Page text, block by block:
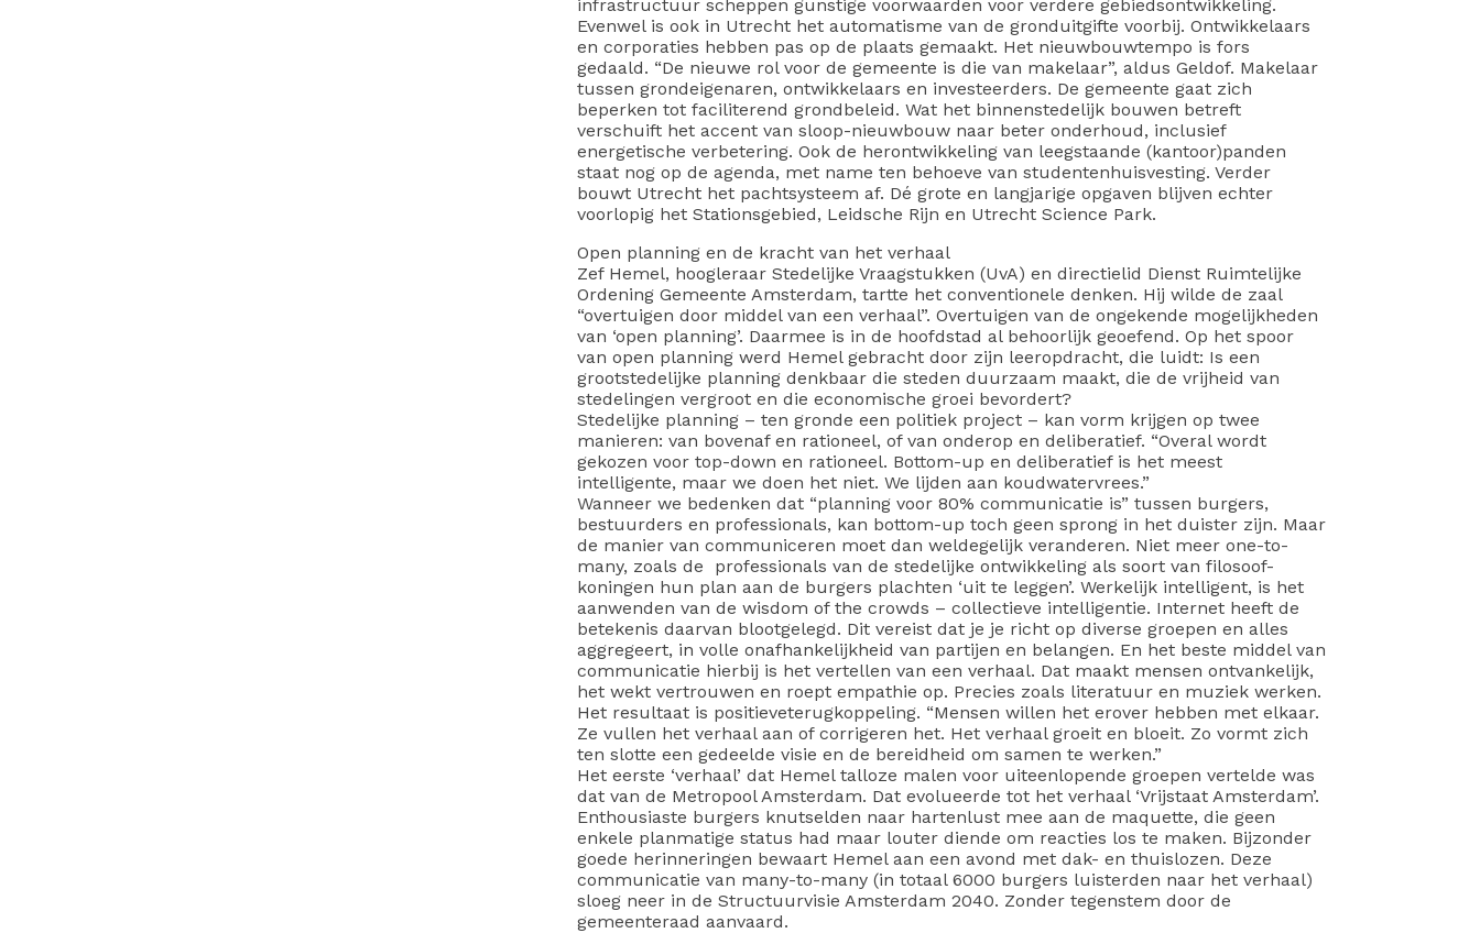
infrastructuur scheppen gunstige voorwaarden voor verdere gebiedsontwikkeling.
Evenwel is ook in Utrecht het automatisme van de gronduitgifte voorbij. Ontwikkelaars
en corporaties hebben pas op de plaats gemaakt. Het nieuwbouwtempo is fors
gedaald. “De nieuwe rol voor de gemeente is die van makelaar”, aldus Geldof. Makelaar
tussen grondeigenaren, ontwikkelaars en investeerders. De gemeente gaat zich
beperken tot faciliterend grondbeleid. Wat het binnenstedelijk bouwen betreft
verschuift het accent van sloop-nieuwbouw naar beter onderhoud, inclusief
energetische verbetering. Ook de herontwikkeling van leegstaande (kantoor)panden
staat nog op de agenda, met name ten behoeve van studentenhuisvesting. Verder
bouwt Utrecht het pachtsysteem af. Dé grote en langjarige opgaven blijven echter
voorlopig het Stationsgebied, Leidsche Rijn en Utrecht Science Park.
Open planning en de kracht van het verhaal
Zef Hemel, hoogleraar Stedelijke Vraagstukken (UvA) en directielid Dienst Ruimtelijke
Ordening Gemeente Amsterdam, tartte het conventionele denken. Hij wilde de zaal
“overtuigen door middel van een verhaal”. Overtuigen van de ongekende mogelijkheden
van ‘open planning’. Daarmee is in de hoofdstad al behoorlijk geoefend. Op het spoor
van open planning werd Hemel gebracht door zijn leeropdracht, die luidt: Is een
grootstedelijke planning denkbaar die steden duurzaam maakt, die de vrijheid van
stedelingen vergroot en die economische groei bevordert?
Stedelijke planning – ten gronde een politiek project – kan vorm krijgen op twee
manieren: van bovenaf en rationeel, of van onderop en deliberatief. “Overal wordt
gekozen voor top-down en rationeel. Bottom-up en deliberatief is het meest
intelligente, maar we doen het niet. We lijden aan koudwatervrees.”
Wanneer we bedenken dat “planning voor 80% communicatie is” tussen burgers,
bestuurders en professionals, kan bottom-up toch geen sprong in het duister zijn. Maar
de manier van communiceren moet dan weldegelijk veranderen. Niet meer one-to-
many, zoals de professionals van de stedelijke ontwikkeling als soort van filosoof-
koningen hun plan aan de burgers plachten ‘uit te leggen’. Werkelijk intelligent, is het
aanwenden van de wisdom of the crowds – collectieve intelligentie. Internet heeft de
betekenis daarvan blootgelegd. Dit vereist dat je je richt op diverse groepen en alles
aggregeert, in volle onafhankelijkheid van partijen en belangen. En het beste middel van
communicatie hierbij is het vertellen van een verhaal. Dat maakt mensen ontvankelijk,
het wekt vertrouwen en roept empathie op. Precies zoals literatuur en muziek werken.
Het resultaat is positieveterugkoppeling. “Mensen willen het erover hebben met elkaar.
Ze vullen het verhaal aan of corrigeren het. Het verhaal groeit en bloeit. Zo vormt zich
ten slotte een gedeelde visie en de bereidheid om samen te werken.”
Het eerste ‘verhaal’ dat Hemel talloze malen voor uiteenlopende groepen vertelde was
dat van de Metropool Amsterdam. Dat evolueerde tot het verhaal ‘Vrijstaat Amsterdam’.
Enthousiaste burgers knutselden naar hartenlust mee aan de maquette, die geen
enkele planmatige status had maar louter diende om reacties los te maken. Bijzonder
goede herinneringen bewaart Hemel aan een avond met dak- en thuislozen. Deze
communicatie van many-to-many (in totaal 6000 burgers luisterden naar het verhaal)
sloeg neer in de Structuurvisie Amsterdam 2040. Zonder tegenstem door de
gemeenteraad aanvaard.